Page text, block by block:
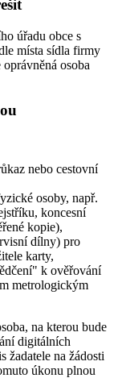
úřadu obce s
místa sídla firmy
osoba
nebo cestovní
osoby, např.
koncesní
kopie),
dílny) pro
karty,
k ověřování
metrologickým
na kterou bude
digitálních
žadatele na žádosti
úkonu plnou